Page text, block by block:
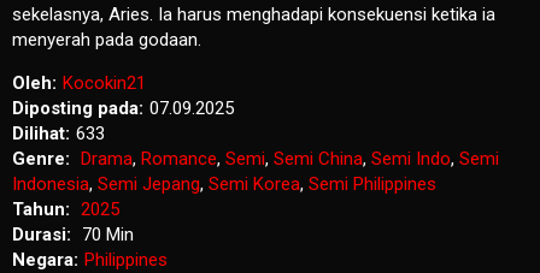
sekelasnya, Aries. Ia harus menghadapi konsekuensi ketika ia
menyerah pada godaan.
Oleh: Kocokin21
Diposting pada: 07.09.2025
Dilihat: 633
Genre:
Drama, Romance, Semi, Semi China, Semi Indo, Semi
Indonesia, Semi Jepang, Semi Korea, Semi Philippines
Tahun: 2025
Durasi:
70 Min
Negara: Philippines